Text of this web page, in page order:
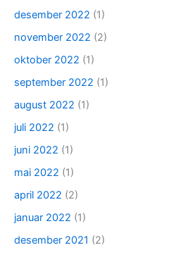
desember 2022 (1)
november 2022 (2)
oktober 2022 (1)
september 2022 (1)
august 2022 (1)
juli 2022 (1)
juni 2022 (1)
mai 2022 (1)
april 2022 (2)
januar 2022 (1)
desember 2021 (2)